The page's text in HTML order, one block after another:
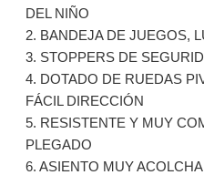
DEL NIÑO
2. BANDEJA DE JUEGOS,
3. STOPPERS DE
4. DOTADO DE RUEDAS
FÁCIL DIRECCIÓN
5. RESISTENTE Y MUY
PLEGADO
6. ASIENTO MUY